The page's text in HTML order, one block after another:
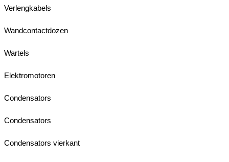
Verlengkabels
Wandcontactdozen
Wartels
Elektromotoren
Condensators
Condensators
Condensators vierkant